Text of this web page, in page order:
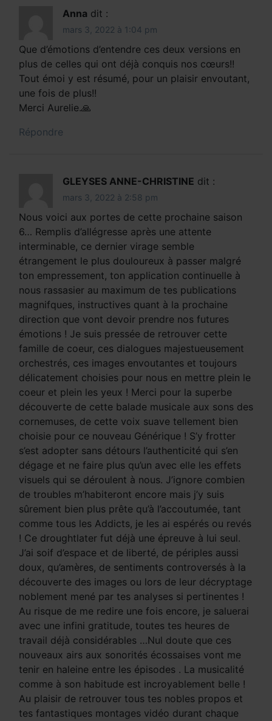
Anna dit :
mars 3, 2022 à 1:04 pm
Que d’émotions d’entendre ces deux versions en
plus de celles qui ont déjà conquis nos cœurs!!
Tout émoi y est résumé, pour un plaisir envoutant,
une fois de plus!!
Merci Aurelie.🙏
Répondre
GLEYSES ANNE-CHRISTINE dit :
mars 3, 2022 à 2:58 pm
Nous voici aux portes de cette prochaine saison
6… Remplis d’allégresse après une attente
interminable, ce dernier virage semble
étrangement le plus douloureux à passer malgré
ton empressement, ton application continuelle à
nous rassasier au maximum de tes publications
magnifques, instructives quant à la prochaine
direction que vont devoir prendre nos futures
émotions ! Je suis pressée de retrouver cette
famille de coeur, ces dialogues majestueusement
orchestrés, ces images envoutantes et toujours
délicatement choisies pour nous en mettre plein le
coeur et plein les yeux ! Merci pour la superbe
découverte de cette balade musicale aux sons des
cornemuses, de cette voix suave tellement bien
choisie pour ce nouveau Générique ! S’y frotter
s’est adopter sans détours l’authenticité qui s’en
dégage et ne faire plus qu’un avec elle les effets
visuels qui se déroulent à nous. J’ignore combien
de troubles m’habiteront encore mais j’y suis
sûrement bien plus prête qu’à l’accoutumée, tant
comme tous les Addicts, je les ai espérés ou revés
! Ce droughtlater fut déjà une épreuve à lui seul.
J’ai soif d’espace et de liberté, de périples aussi
doux, qu’amères, de sentiments controversés à la
découverte des images ou lors de leur décryptage
noblement mené par tes analyses si pertinentes !
Au risque de me redire une fois encore, je saluerai
avec une infini gratitude, toutes tes heures de
travail déjà considérables …Nul doute que ces
nouveaux airs aux sonorités écossaises vont me
tenir en haleine entre les épisodes . La musicalité
comme à son habitude est incroyablement belle !
Au plaisir de retrouver tous tes nobles propos et
tes fantastiques montages vidéo durant chaque